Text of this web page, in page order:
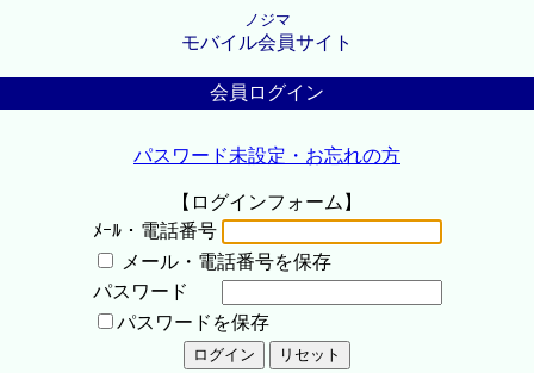
ノジマ
モバイル会員サイト
会員ログイン
パスワード未設定・お忘れの方
【ログインフォーム】
ﾒｰﾙ・電話番号
メール・電話番号を保存
パスワード
パスワードを保存